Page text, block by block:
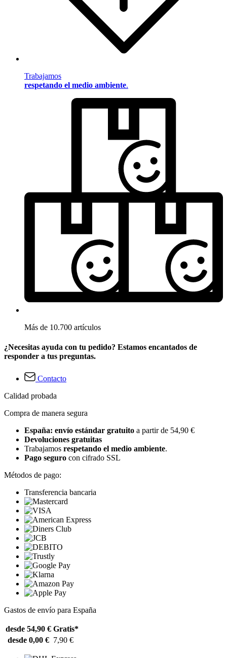
Trabajamos
respetando el medio ambiente.
Más de 10.700 artículos
¿Necesitas ayuda con tu pedido? Estamos encantados de
responder a tus preguntas.
Contacto
Calidad probada
Compra de manera segura
España: envío estándar gratuito a partir de 54,90 €
Devoluciones gratuitas
Trabajamos respetando el medio ambiente.
Pago seguro con cifrado SSL
Métodos de pago:
Transferencia bancaria
Gastos de envío para España
desde 54,90 € Gratis*
desde 0,00 € 7,90 €